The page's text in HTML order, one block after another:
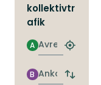
kollektivtr
afik
Avresa
A
Hitta
Ankomst
B
Byt